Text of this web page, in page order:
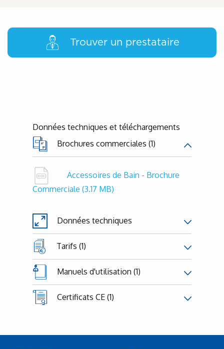
Trouver un prestataire
Données techniques et téléchargements
Brochures commerciales (1)
Accessoires de Bain - Brochure
Commerciale (3.17 MB)
Données techniques
Tarifs (1)
Manuels d'utilisation (1)
Certificats CE (1)